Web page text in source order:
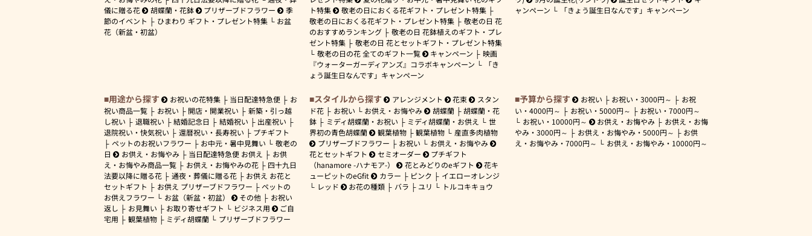
儀に贈る花
胡蝶蘭・花鉢 プリザーブドフラワー
季
節のイベント
ひまわり ギフト・プレゼント特集
お盆
花（新盆・初盆）
ト特集
敬老の日におくる花ギフト・プレゼント特集
敬老の日におくる花ギフト・プレゼント特集
敬老の日 花
のおすすめランキング
敬老の日 花鉢植えのギフト・プレ
ゼント特集
敬老の日 花とセットギフト・プレゼント特集
敬老の日の花 全てのギフト一覧
キャンペーン
映画
『ウォーターガーディアンズ』コラボキャンペーン
「き
ょう誕生日なんです」キャンペーン
ャンペーン
「きょう誕生日なんです」キャンペーン
用途から探す お祝いの花特集 当日配達特急便
お
祝い商品一覧
お祝い 開店・開業祝い
新築・引っ越
し祝い
退職祝い 結婚記念日 結婚祝い
出産祝い
退院祝い・快気祝い
還暦祝い・長寿祝い
プチギフト
ペットのお祝いフラワー
お中元・暑中見舞い
敬老の
日
お供え・お悔やみ 当日配達特急便 お供え
お供
え・お悔やみ商品一覧
お供え・お悔やみの花
四十九日
法要以降に贈る花
通夜・葬儀に贈る花
お供え お花と
セットギフト
お供え プリザーブドフラワー
ペットの
お供えフラワー
お盆（新盆・初盆） その他
お祝い
返し
お見舞い お取り寄せギフト ビジネス用
ご自
宅用
観葉植物 ミディ胡蝶蘭 プリザーブドフラワー
スタイルから探す アレンジメント 花束
スタン
ド花
お祝い お供え・お悔やみ 胡蝶蘭
胡蝶蘭・花
鉢
ミディ胡蝶蘭・お祝い ミディ胡蝶蘭・お供え
世
界初の青色胡蝶蘭
観葉植物 観葉植物
産直多肉植物
プリザーブドフラワー
お祝い
お供え・お悔やみ
花とセットギフト
セミオーダー
プチギフト
（hanamore -ハナモア-）
花とみどりのeギフト
花キ
ューピットのeGfit
カラー ピンク
イエローオレンジ
レッド
お花の種類 バラ ユリ トルコキキョウ
予算から探す お祝い お祝い・3000円～
お祝
い・ 4000円～ お祝い・ 5000円～ お祝い・7000円～
お祝い・ 10000円～ お供え・お悔やみ
お供え・お悔
やみ・ 3000円～ お供え・お悔やみ・ 5000円～
お供
え・お悔やみ・ 7000円～ お供え・お悔やみ・ 10000円～